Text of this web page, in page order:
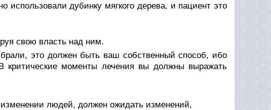
использовали дубинку мягкого дерева, и пациент это
свою власть над ним.
это должен быть ваш собственный способ, ибо
критические моменты лечения вы должны выражать
изменении людей, должен ожидать изменений,